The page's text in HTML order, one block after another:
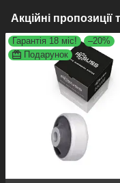
Акційні пропозиції
Гарантія 18 міс!
–20%
Подарунок